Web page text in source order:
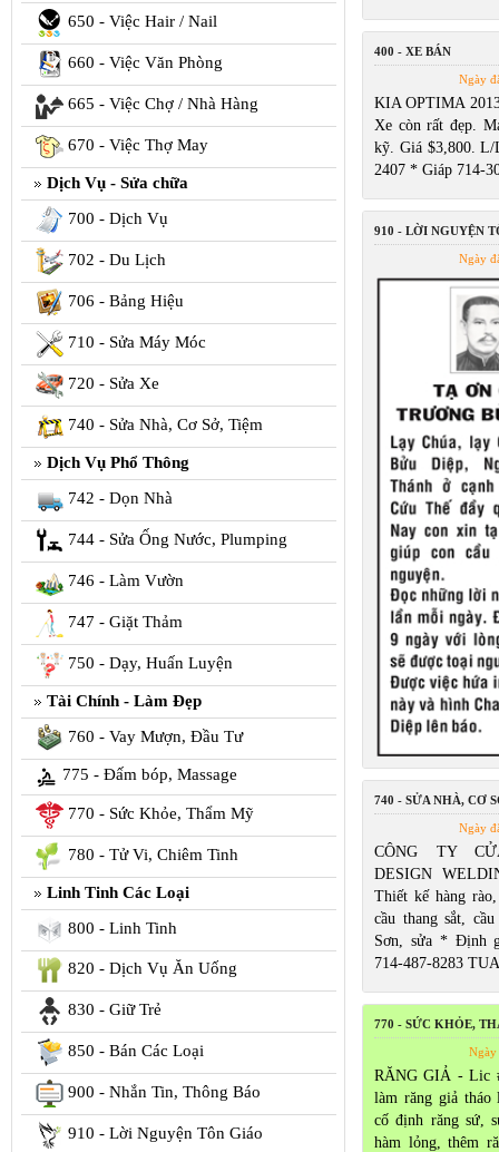
650 - Việc Hair / Nail
660 - Việc Văn Phòng
665 - Việc Chợ / Nhà Hàng
670 - Việc Thợ May
Dịch Vụ - Sửa chữa
700 - Dịch Vụ
702 - Du Lịch
706 - Bảng Hiệu
710 - Sửa Máy Móc
720 - Sửa Xe
740 - Sửa Nhà, Cơ Sở, Tiệm
Dịch Vụ Phổ Thông
742 - Dọn Nhà
744 - Sửa Ống Nước, Plumping
746 - Làm Vườn
747 - Giặt Thảm
750 - Dạy, Huấn Luyện
Tài Chính - Làm Đẹp
760 - Vay Mượn, Đầu Tư
775 - Đấm bóp, Massage
770 - Sức Khỏe, Thẩm Mỹ
780 - Tử Vi, Chiêm Tinh
Linh Tinh Các Loại
800 - Linh Tinh
820 - Dịch Vụ Ăn Uống
830 - Giữ Trẻ
850 - Bán Các Loại
900 - Nhắn Tin, Thông Báo
910 - Lời Nguyện Tôn Giáo
400 - XE BÁN
Ngày
KIA OPTIMA
Xe còn rất đẹp.
kỹ. Giá $3,800. L/
2407 * Giáp 714-
910 - LỜI NGUYỆN
Ngày
740 - SỬA NHÀ, CƠ
Ngày
CÔNG TY
DESIGN
Thiết kế hàng
cầu thang sắt,
Sơn, sửa * Định
714-487-8283
770 - SỨC KHỎE,
Ngày
RĂNG GIẢ - Lic
làm răng giả tháo
cố định răng sứ,
hàm lỏng, thêm